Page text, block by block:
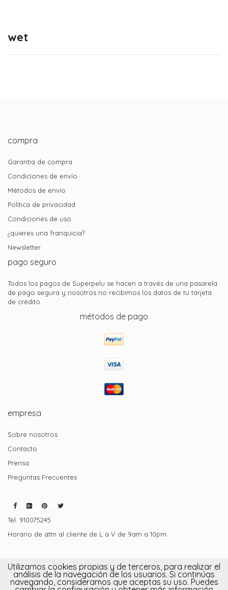
Utilizamos cookies propias y de terceros, para realizar el
análisis de la navegación de los usuarios. Si continúas
navegando, consideramos que aceptas su uso. Puedes
wet
compra
Garantía de compra
Condiciones de envío
Métodos de envío
Política de privacidad
Condiciones de uso
¿quieres una franquicia?
Newsletter
pago seguro
Todos los pagos de Superpelu se hacen a través de una pasarela
de pago segura y nosotros no recibimos los datos de tu tarjeta
de crédito.
métodos de pago
empresa
Sobre nosotros
Contacto
Prensa
Preguntas Frecuentes
Tel. 910075245
Horario de attn al cliente de L a V de 9am a 10pm
Superpelu 2015. Todos los derechos reservados. Política de
privacidad|Cookies.